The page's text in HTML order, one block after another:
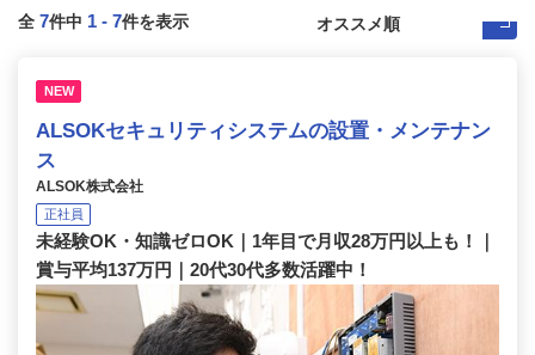
全 7件中 1 - 7件を表示
NEW
ALSOKセキュリティシステムの設置・メンテナン
ス
ALSOK株式会社
正社員
未経験OK・知識ゼロOK｜1年目で月収28万円以上も！｜
賞与平均137万円｜20代30代多数活躍中！